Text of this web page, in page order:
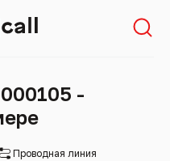
-
Проводная линия